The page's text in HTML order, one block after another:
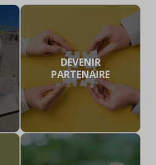
DEVENIR
PARTENAIRE